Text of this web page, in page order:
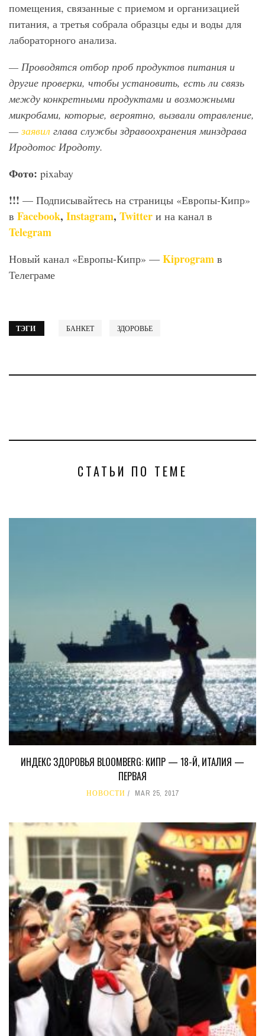
помещения, связанные с приемом и организацией
питания, а третья собрала образцы еды и воды для
лабораторного анализа.
— Проводятся отбор проб продуктов питания и
другие проверки, чтобы установить, есть ли связь
между конкретными продуктами и возможными
микробами, которые, вероятно, вызвали отравление,
—заявил глава службы здравоохранения минздрава
Иродотос Иродоту.
Фото: pixabay
!!! — Подписывайтесь на страницы «Европы-Кипр»
в Facebook, Instagram, Twitter и на канал в
Telegram
Новый канал «Европы-Кипр» — Kiprogram в
Телеграме
ТЭГИ БАНКЕТ ЗДОРОВЬЕ
СТАТЬИ ПО ТЕМЕ
ИНДЕКС ЗДОРОВЬЯ BLOOMBERG: КИПР — 18-Й, ИТАЛИЯ —
ПЕРВАЯ
НОВОСТИ MAR 25, 2017